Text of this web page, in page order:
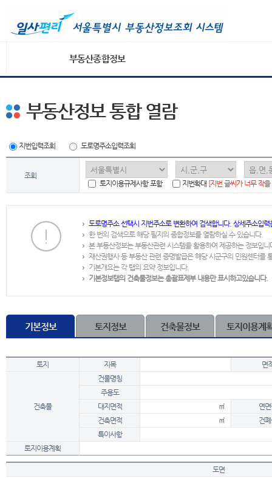
부동산종합정보
부동산정보 통합 열람
지번입력조회 도로명주소입력조회
조회
토지이용규제사항 포함
지번확대 [지번 글씨가 너무 작
도로명주소 선택시 지번주소로 변환하여 검색합니다. 상세주소입
한 번의 검색으로 해당 필지의 종합정보를 열람하실 수 있습니다.
본 부동산정보는 부동산관련 시스템을 활용하여 제공하는 정보입니
재산권행사 등 부동산 관련 증명발급은 해당 시군구의 민원센터를
기본개요는 각 탭의 요약 정보입니다.
기본정보탭의 건축물정보는 총괄표제부 내용만 표시하고있습니다.
기본정보 토지정보 건축물정보 토지이용계
토지 지목 면
건축물
건물명칭
주용도
대지면적
㎡
연
건축면적
㎡
건
특이사항
토지이용계획
도면